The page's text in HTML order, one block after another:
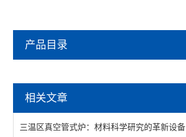
产品目录
管式气氛炉
1200℃管式炉
相关文章
三温区真空管式炉：材料科学研究的革新设备